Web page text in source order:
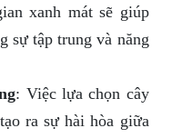
xanh mát sẽ giúp
sự tập trung và năng
: Việc lựa chọn cây
ra sự hài hòa giữa